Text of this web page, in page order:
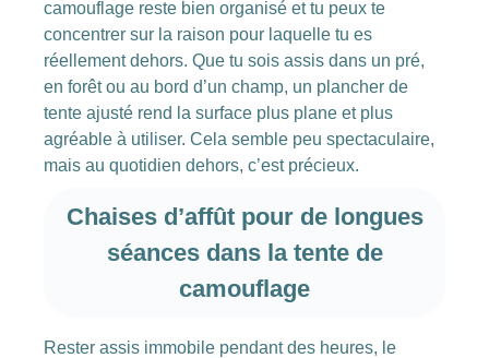
camouflage reste bien organisé et tu peux te
concentrer sur la raison pour laquelle tu es
réellement dehors. Que tu sois assis dans un pré,
en forêt ou au bord d’un champ, un plancher de
tente ajusté rend la surface plus plane et plus
agréable à utiliser. Cela semble peu spectaculaire,
mais au quotidien dehors, c’est précieux.
Chaises d’affût pour de longues
séances dans la tente de
camouflage
Rester assis immobile pendant des heures, le